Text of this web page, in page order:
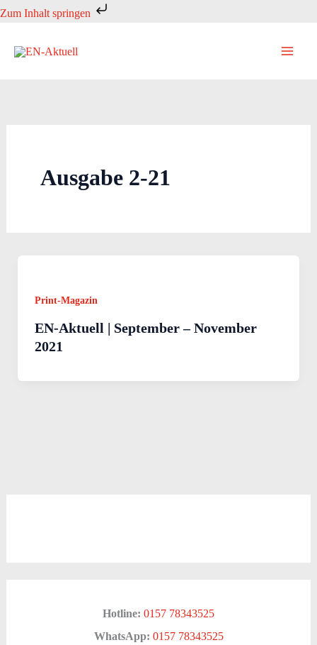
Zum Inhalt springen
Zum
springen
Ausgabe 2-21
Print-Magazin
EN-Aktuell | September – November
2021
Hotline: 0157 78343525
WhatsApp: 0157 78343525